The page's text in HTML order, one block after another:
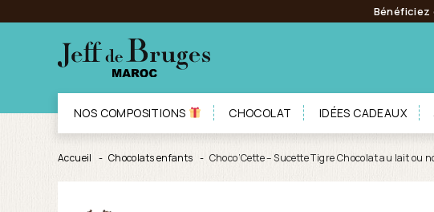
Bénéficiez
NOS COMPOSITIONS CHOCOLAT IDÉES CADEAUX
Accueil Chocolats enfants Choco’Cette – Sucette Tigre Chocolat au lait ou